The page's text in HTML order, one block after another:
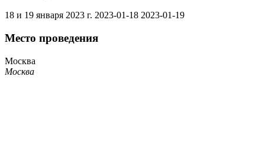
18 и 19 января 2023 г. 2023-01-18 2023-01-19
Место проведения
Москва
Москва